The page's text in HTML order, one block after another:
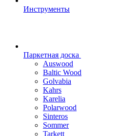
Инструменты
Паркетная доска
Auswood
Baltic Wood
Golvabia
Kahrs
Karelia
Polarwood
Sinteros
Sommer
Tarkett